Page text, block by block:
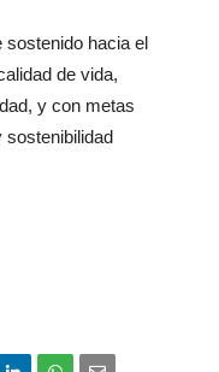
hacia el
de vida,
y con metas
sostenibilidad